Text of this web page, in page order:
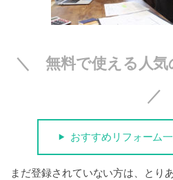
＼ 無料で使える人気
／
おすすめリフォーム
まだ登録されていない方は、とり